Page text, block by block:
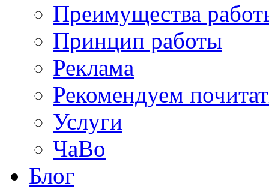
Преимущества
Принцип работы
Реклама
Рекомендуем
Услуги
ЧаВо
Блог